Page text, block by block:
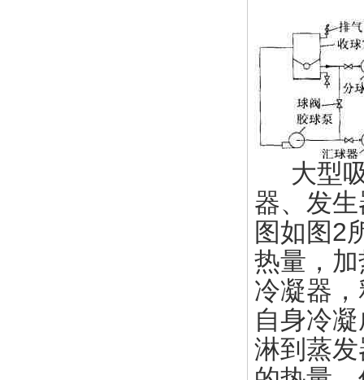
大型吸
器、发
图如图2
热量，
冷凝器
自身冷
淋到蒸